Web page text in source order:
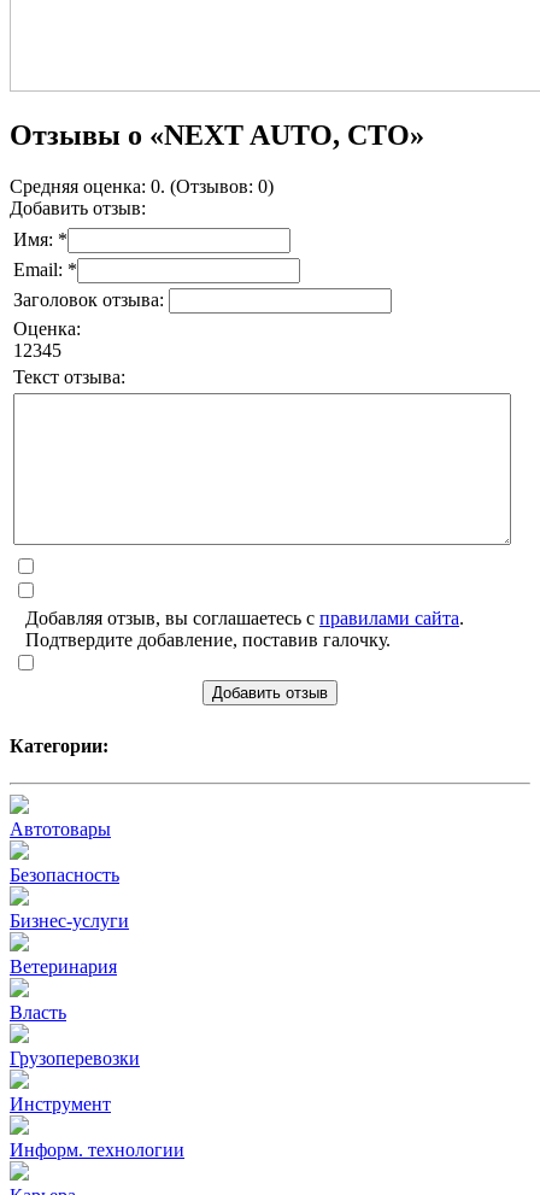
Отзывы о «NEXT AUTO, СТО»
Средняя оценка: 0. (Отзывов: 0)
Добавить отзыв:
Имя: *
Email: *
Заголовок отзыва:
Оценка:
1 2345
Текст отзыва:
Добавляя отзыв, вы соглашаетесь с правилами сайта.
Подтвердите добавление, поставив галочку.
Добавить отзыв
Категории:
Автотовары
Безопасность
Бизнес-услуги
Ветеринария
Власть
Грузоперевозки
Инструмент
Информ. технологии